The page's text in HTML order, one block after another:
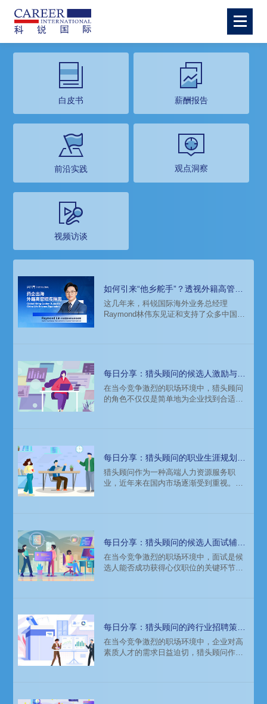
白皮书 薪酬报告
前沿实践 观点洞察
视频访谈
如何引来“他乡舵手”？透视外籍高管招
聘关键点
这几年来，科锐国际海外业务总经理
Raymond林伟东见证和支持了众多中国医
每日分享：猎头顾问的候选人激励与保
留策略：留住人才的智慧
在当今竞争激烈的职场环境中，猎头顾问
的角色不仅仅是简单地为企业找到合适的
揭示留住人才的智慧。
每日分享：猎头顾问的职业生涯规划：
从入门到精通的路径
猎头顾问作为一种高端人力资源服务职
业，近年来在国内市场逐渐受到重视。其
径。
每日分享：猎头顾问的候选人面试辅
导：提升面试成功率
在当今竞争激烈的职场环境中，面试是候
选人能否成功获得心仪职位的关键环节。
个方面，详细探讨如何进行有效的面试辅
导。
每日分享：猎头顾问的跨行业招聘策
略：打破行业壁垒
在当今竞争激烈的职场环境中，企业对高
素质人才的需求日益迫切，猎头顾问作为